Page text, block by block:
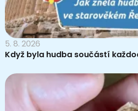
5. 8. 2026
Když byla hudba součástí